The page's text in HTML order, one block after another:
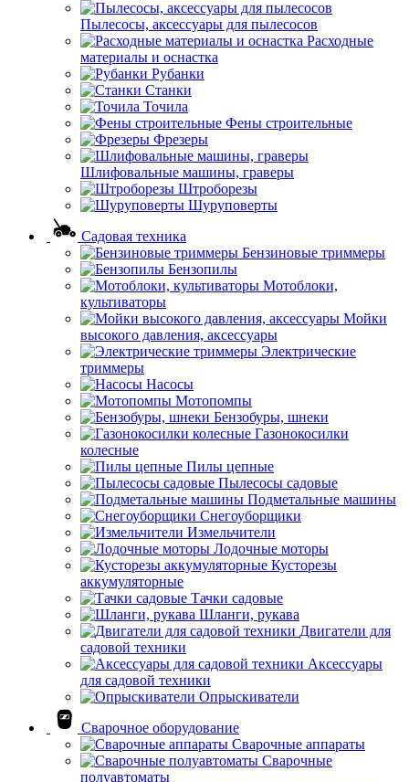
Пылесосы, аксессуары для пылесосов
Расходные
материалы и оснастка
Рубанки
Станки
Точила
Фены строительные
Фрезеры
Шлифовальные машины, граверы
Штроборезы
Шуруповерты
Садовая техника
Бензиновые триммеры
Бензопилы
Мотоблоки,
культиваторы
Мойки
высокого давления, аксессуары
Электрические
триммеры
Насосы
Мотопомпы
Бензобуры, шнеки
Газонокосилки
колесные
Пилы цепные
Пылесосы садовые
Подметальные машины
Снегоуборщики
Измельчители
Лодочные моторы
Кусторезы
аккумуляторные
Тачки садовые
Шланги, рукава
Двигатели для
садовой техники
Аксессуары
для садовой техники
Опрыскиватели
Сварочное оборудование
Сварочные аппараты
Сварочные
полуавтоматы